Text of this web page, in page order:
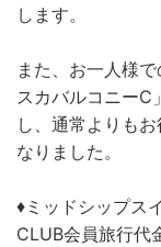
します。
また、お一人様
スカバルコニーC
し、通常よりも
なりました。
♦ミッドシップス
CLUB会員旅行代